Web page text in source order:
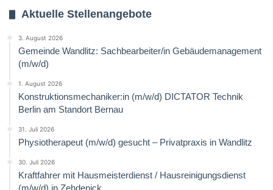
Aktuelle Stellenangebote
3. August 2026
Gemeinde Wandlitz: Sachbearbeiter/in Gebäudemanagement
(m/w/d)
1. August 2026
Konstruktionsmechaniker:in (m/w/d) DICTATOR Technik
Berlin am Standort Bernau
31. Juli 2026
Physiotherapeut (m/w/d) gesucht – Privatpraxis in Wandlitz
30. Juli 2026
Kraftfahrer mit Hausmeisterdienst / Hausreinigungsdienst
(m/w/d) in Zehdenick